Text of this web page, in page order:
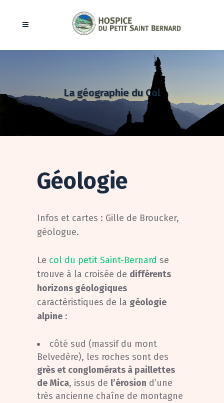
La géographie du Col
Géologie
Infos et cartes : Gille de Broucker,
géologue.
Le col du petit Saint-Bernard se
trouve à la croisée de différents
horizons géologiques
caractéristiques de la géologie
alpine :
côté sud (massif du mont
Belvedère), les roches sont des
grès et conglomérats à paillettes
de Mica, issus de l’érosion d’une
très ancienne chaîne de montagne